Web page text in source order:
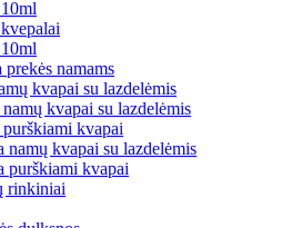
namams
kvapai su lazdelėmis
kvapai su lazdelėmis
kvapai
namų kvapai su lazdelėmis
purškiami kvapai
rinkiniai